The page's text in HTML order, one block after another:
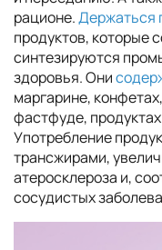
рационе.Держаться
продуктов, которые
синтезируются
здоровья. Они
маргарине,
фастфуде,
Употребление
трансжирами,
атеросклероза и,
сосудистых